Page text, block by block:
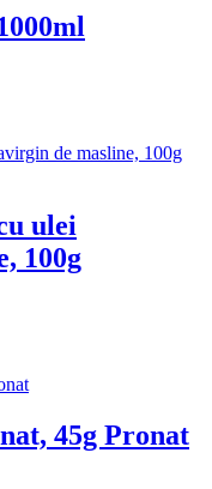
ulei
100g
45g Pronat